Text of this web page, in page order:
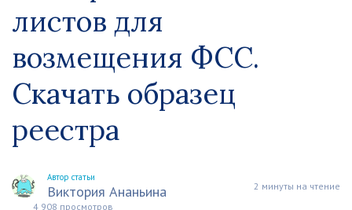
листов для
возмещения ФСС.
Скачать образец
реестра
Автор статьи
Виктория Ананьина
2 минуты на чтение
4 908 просмотров